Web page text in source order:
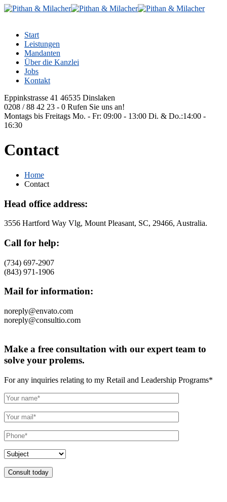
Start
Leistungen
Mandanten
Über die Kanzlei
Jobs
Kontakt
Eppinkstrasse 41 46535 Dinslaken
0208 / 88 42 23 - 0 Rufen Sie uns an!
Montags bis Freitags Mo. - Fr: 09:00 - 13:00 Di. & Do.:14:00 -
16:30
Contact
Home
Contact
Head office address:
3556 Hartford Way Vlg, Mount Pleasant, SC, 29466, Australia.
Call for help:
(734) 697-2907
(843) 971-1906
Mail for information:
noreply@envato.com
noreply@consultio.com
Make a free consultation with our expert team to
solve your prolems.
For any inquiries relating to my Retail and Leadership Programs*
Consult today